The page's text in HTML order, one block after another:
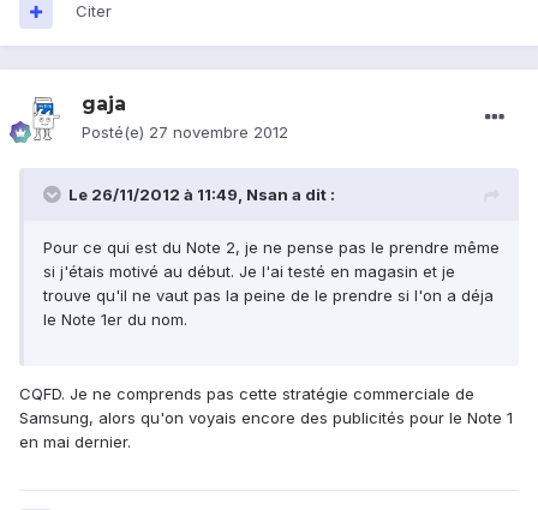
Citer
gaja
Posté(e) 27 novembre 2012
Le 26/11/2012 à 11:49, Nsan a dit :
Pour ce qui est du Note 2, je ne pense pas le prendre même
si j'étais motivé au début. Je l'ai testé en magasin et je
trouve qu'il ne vaut pas la peine de le prendre si l'on a déja
le Note 1er du nom.
CQFD. Je ne comprends pas cette stratégie commerciale de
Samsung, alors qu'on voyais encore des publicités pour le Note 1
en mai dernier.